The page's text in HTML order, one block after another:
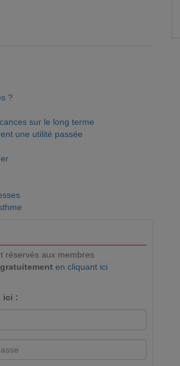
?
sur le long terme
une utilité passée
réservés aux membres
en cliquant ici
ici :